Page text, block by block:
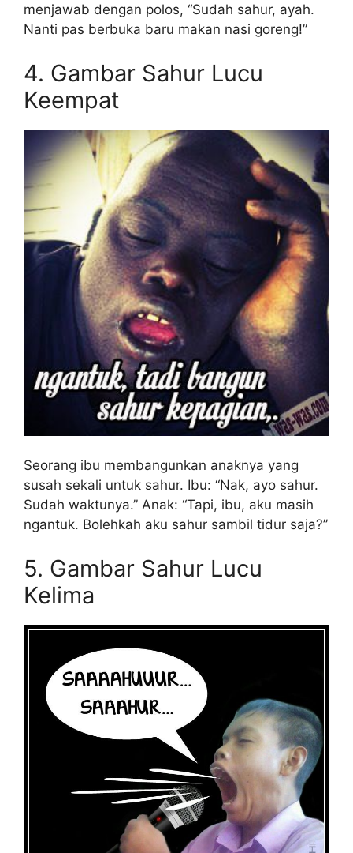
menjawab dengan polos, “Sudah sahur, ayah.
Nanti pas berbuka baru makan nasi goreng!”
4. Gambar Sahur Lucu
Keempat
Seorang ibu membangunkan anaknya yang
susah sekali untuk sahur. Ibu: “Nak, ayo sahur.
Sudah waktunya.” Anak: “Tapi, ibu, aku masih
ngantuk. Bolehkah aku sahur sambil tidur saja?”
5. Gambar Sahur Lucu
Kelima